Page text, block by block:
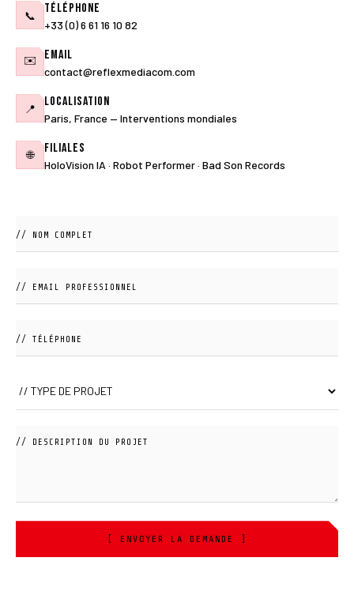
📞 Téléphone
+33 (0) 6 61 16 10 82
✉️ Email
contact@reflexmediacom.com
📍 Localisation
Paris, France — Interventions mondiales
🌐 Filiales
HoloVision IA · Robot Performer · Bad Son Records
[ ENVOYER LA DEMANDE ]